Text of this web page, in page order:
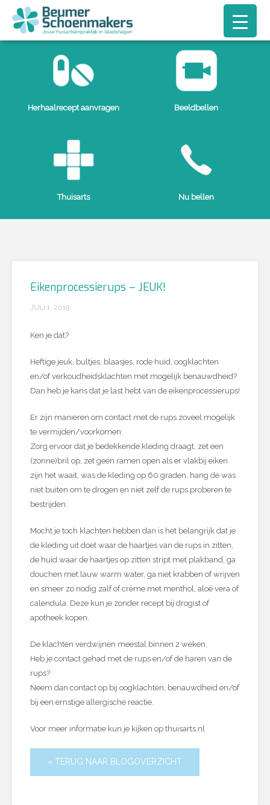
Herhaalrecept aanvragen Beeldbellen
Thuisarts Nu bellen
Eikenprocessierups – JEUK!
JULI 1, 2019
Ken je dat?
Heftige jeuk, bultjes, blaasjes, rode huid, oogklachten
en/of verkoudheidsklachten met mogelijk benauwdheid?
Dan heb je kans dat je last hebt van de eikenprocessierups!
Er zijn manieren om contact met de rups zoveel mogelijk
te vermijden/voorkomen:
Zorg ervoor dat je bedekkende kleding draagt, zet een
(zonne)bril op, zet geen ramen open als er vlakbij eiken
zijn het waait, was de kleding op 60 graden, hang de was
niet buiten om te drogen en niet zelf de rups proberen te
bestrijden.
Mocht je toch klachten hebben dan is het belangrijk dat je
de kleding uit doet waar de haartjes van de rups in zitten,
de huid waar de haartjes op zitten stript met plakband, ga
douchen met lauw warm water, ga niet krabben of wrijven
en smeer zo nodig zalf of crème met menthol, aloë vera of
calendula. Deze kun je zonder recept bij drogist of
apotheek kopen.
De klachten verdwijnen meestal binnen 2 weken.
Heb je contact gehad met de rups en/of de haren van de
rups?
Neem dan contact op bij oogklachten, benauwdheid en/of
bij een ernstige allergische reactie.
Voor meer informatie kun je kijken op thuisarts.nl
« TERUG NAAR BLOGOVERZICHT